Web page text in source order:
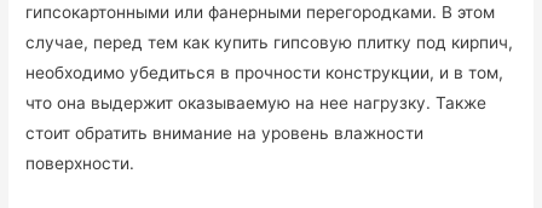
гипсокартонными или фанерными перегородками. В этом
случае, перед тем как купить гипсовую плитку под кирпич,
необходимо убедиться в прочности конструкции, и в том,
что она выдержит оказываемую на нее нагрузку. Также
стоит обратить внимание на уровень влажности
поверхности.